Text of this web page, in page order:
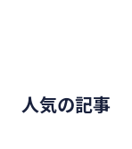
人気の記事